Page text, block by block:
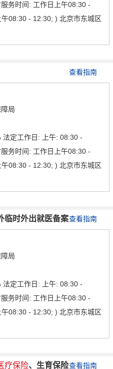
务时间: 工作日上午08:30 -
08:30 - 12:30; ) 北京市东城区
查看指南
局
法定工作日: 上午: 08:30 -
务时间: 工作日上午08:30 -
08:30 - 12:30; ) 北京市东城区
查看指南
临时外出就医备案
局
法定工作日: 上午: 08:30 -
务时间: 工作日上午08:30 -
08:30 - 12:30; ) 北京市东城区
查看指南
疗保险、生育保险